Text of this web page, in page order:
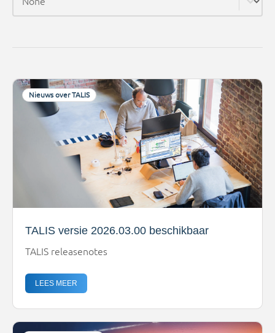
Nieuws over TALIS
TALIS versie 2026.03.00 beschikbaar
TALIS releasenotes
LEES MEER